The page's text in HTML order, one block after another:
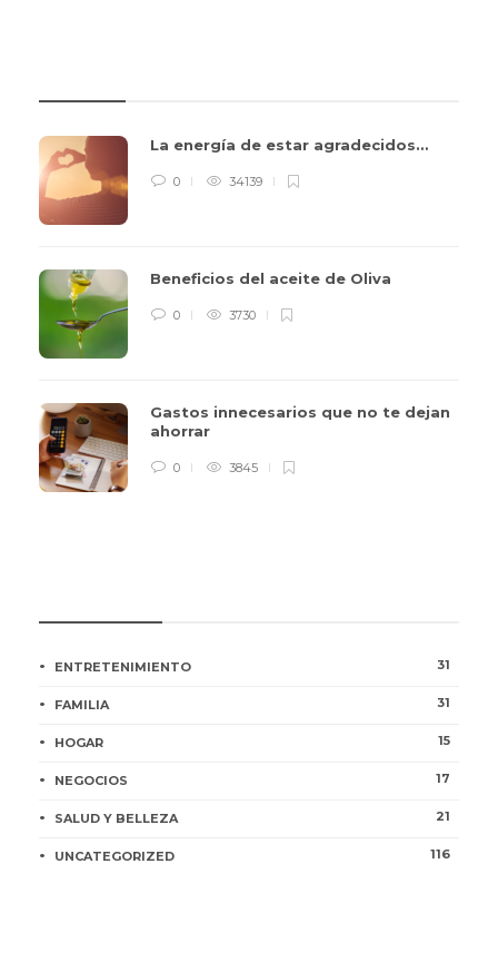
La energía de estar agradecidos…
0 34139
Beneficios del aceite de Oliva
0 3730
Gastos innecesarios que no te dejan
ahorrar
0 3845
ENTRETENIMIENTO 31
FAMILIA 31
HOGAR 15
NEGOCIOS 17
SALUD Y BELLEZA 21
UNCATEGORIZED 116